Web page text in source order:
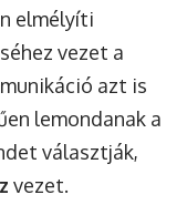
elmélyíti
vezet a
azt is
lemondanak a
választják,
vezet.